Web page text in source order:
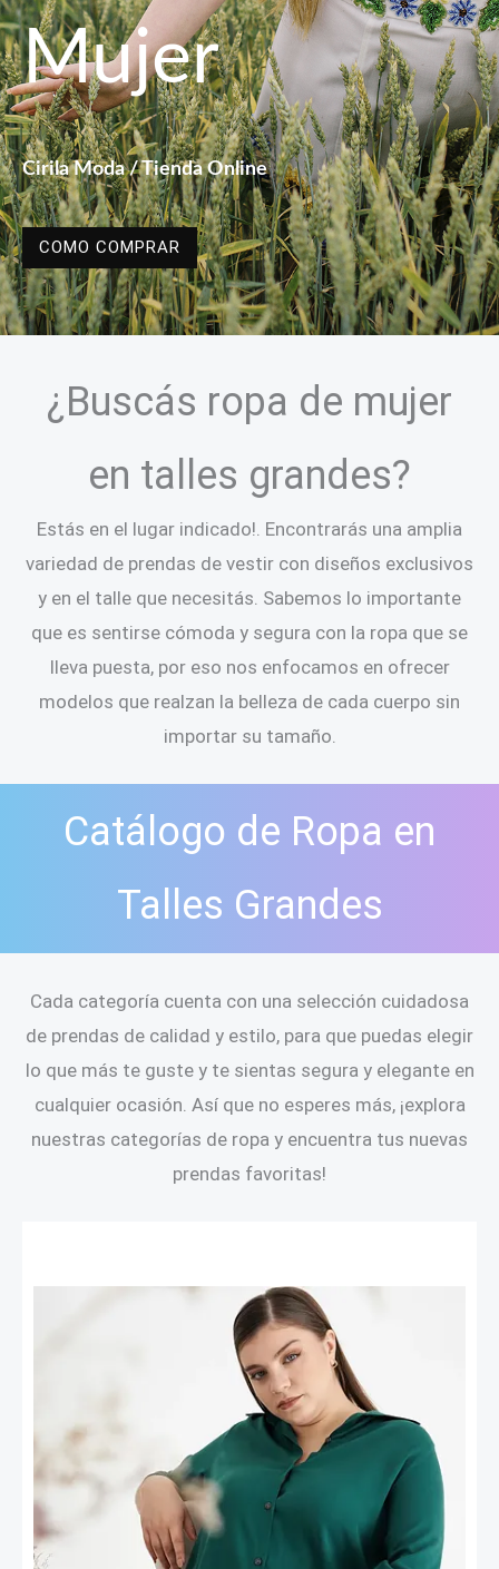
Mujer
Cirila Moda / Tienda Online
COMO COMPRAR
¿Buscás ropa de mujer
en talles grandes?
Estás en el lugar indicado!. Encontrarás una amplia
variedad de prendas de vestir con diseños exclusivos
y en el talle que necesitás. Sabemos lo importante
que es sentirse cómoda y segura con la ropa que se
lleva puesta, por eso nos enfocamos en ofrecer
modelos que realzan la belleza de cada cuerpo sin
importar su tamaño.
Catálogo de Ropa en
Talles Grandes
Cada categoría cuenta con una selección cuidadosa
de prendas de calidad y estilo, para que puedas elegir
lo que más te guste y te sientas segura y elegante en
cualquier ocasión. Así que no esperes más, ¡explora
nuestras categorías de ropa y encuentra tus nuevas
prendas favoritas!